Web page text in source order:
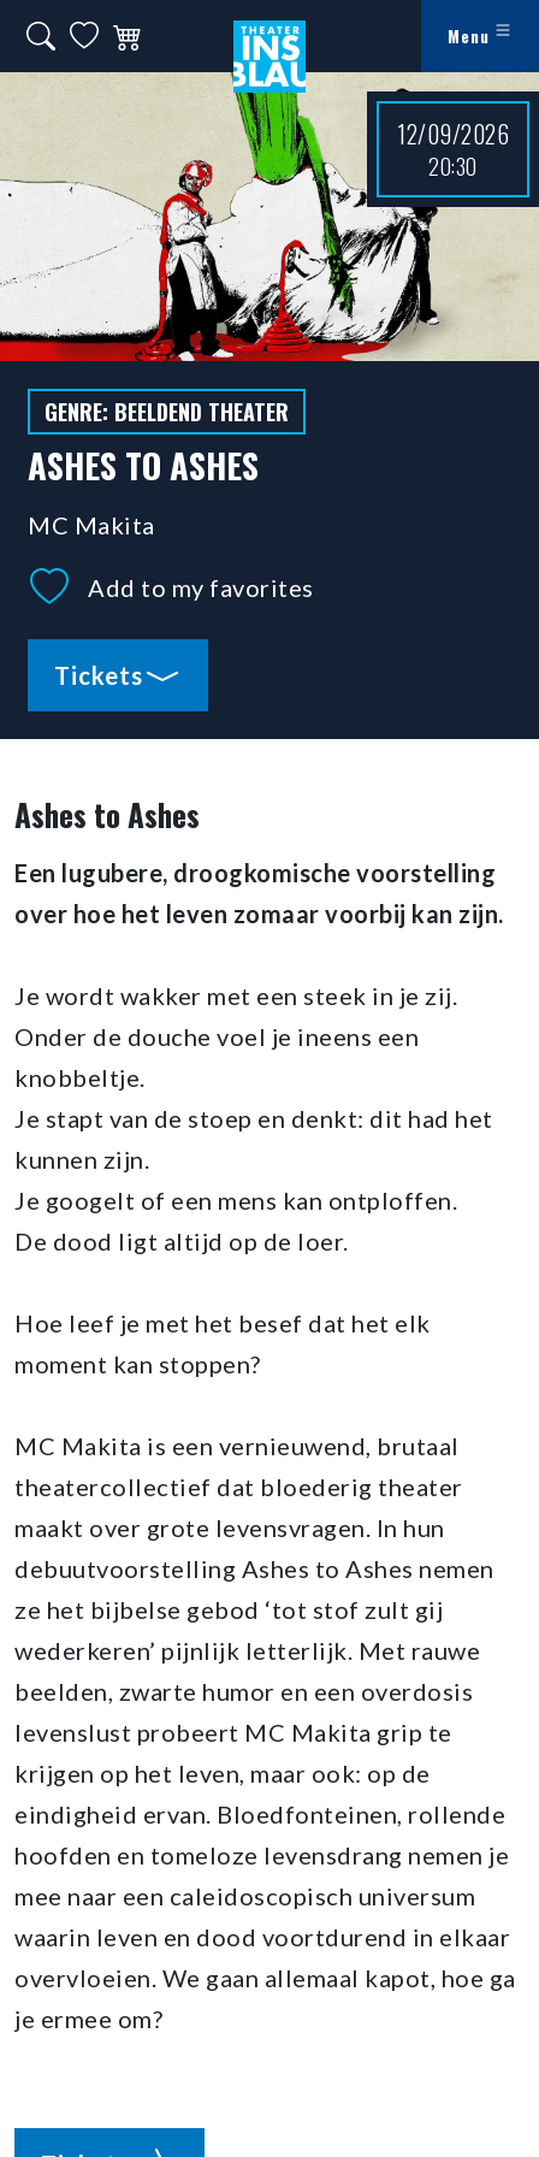
Ga naar hoofdinhoud
Search on website
My favorites
Winkelwagen Menu
Theater Ins Blau - Theater in Leiden
GENRE: BEELDEND THEATER
ASHES TO ASHES
MC Makita
Add to my favorites
Tickets
12/09/2026
20:30
Ashes to Ashes
Een lugubere, droogkomische voorstelling
over hoe het leven zomaar voorbij kan zijn.
Je wordt wakker met een steek in je zij.
Onder de douche voel je ineens een
knobbeltje.
Je stapt van de stoep en denkt: dit had het
kunnen zijn.
Je googelt of een mens kan ontploffen.
De dood ligt altijd op de loer.
Hoe leef je met het besef dat het elk
moment kan stoppen?
MC Makita is een vernieuwend, brutaal
theatercollectief dat bloederig theater
maakt over grote levensvragen. In hun
debuutvoorstelling Ashes to Ashes nemen
ze het bijbelse gebod ‘tot stof zult gij
wederkeren’ pijnlijk letterlijk. Met rauwe
beelden, zwarte humor en een overdosis
levenslust probeert MC Makita grip te
krijgen op het leven, maar ook: op de
eindigheid ervan. Bloedfonteinen, rollende
hoofden en tomeloze levensdrang nemen je
mee naar een caleidoscopisch universum
waarin leven en dood voortdurend in elkaar
overvloeien. We gaan allemaal kapot, hoe ga
je ermee om?